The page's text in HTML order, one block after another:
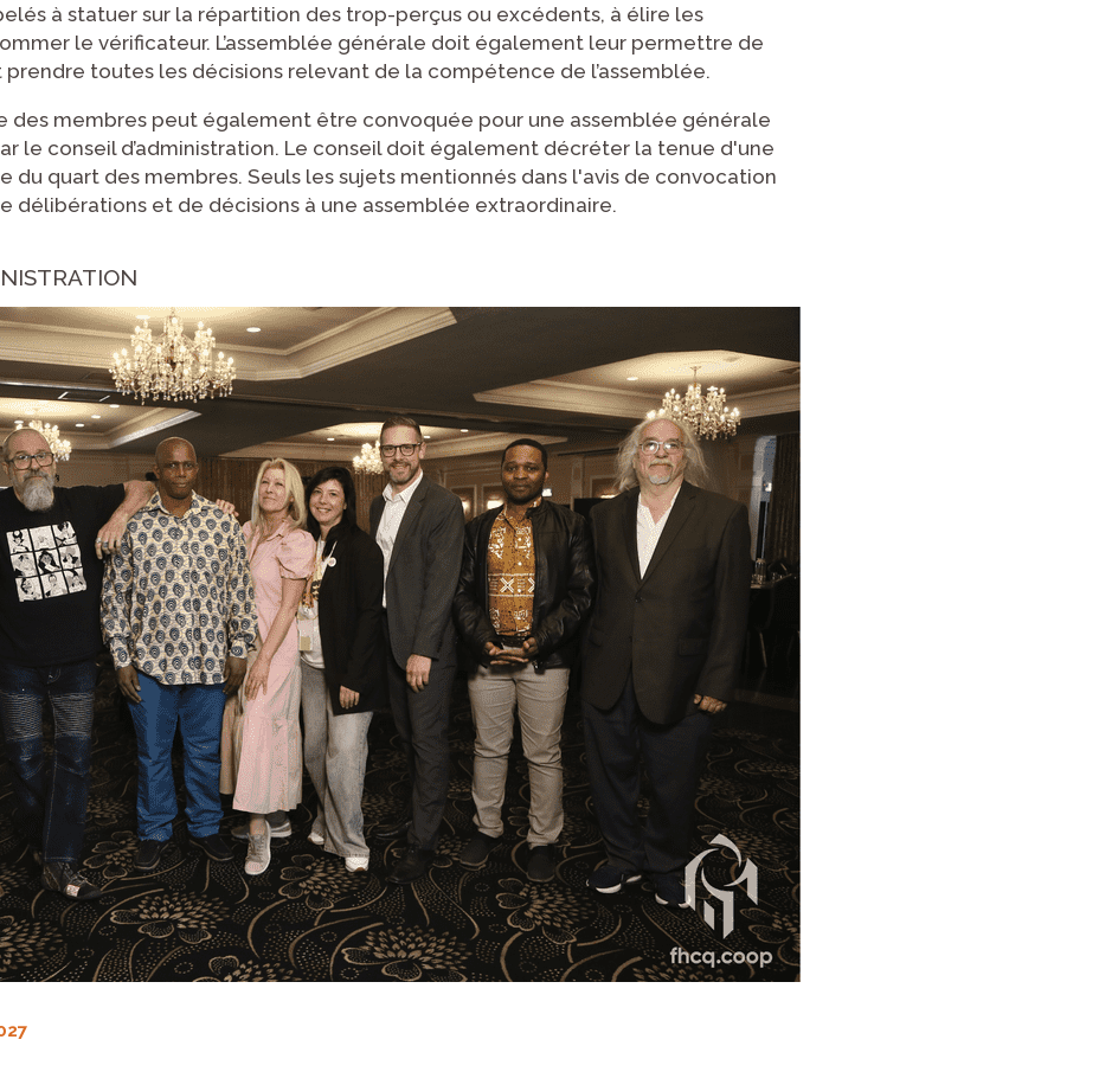
à statuer sur la répartition des trop-perçus ou excédents, à élire les
le vérificateur. L’assemblée générale doit également leur permettre de
toutes les décisions relevant de la compétence de l’assemblée.
des membres peut également être convoquée pour une assemblée générale
le conseil d’administration. Le conseil doit également décréter la tenue d'une
du quart des membres. Seuls les sujets mentionnés dans l'avis de convocation
délibérations et de décisions à une assemblée extraordinaire.